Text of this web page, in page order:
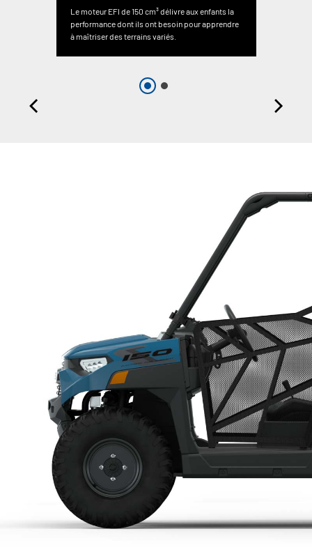
Le moteur EFI de 150 cm³ délivre aux enfants la
performance dont ils ont besoin pour apprendre
à maîtriser des terrains variés.